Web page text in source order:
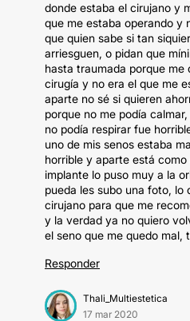
donde estaba el cirujano y
que me estaba operando y
que quien sabe si tan
arriesguen, o pidan que
hasta traumada porque me
cirugía y no era el que me
aparte no sé si quieren
porque no me podía
no podía respirar fue
uno de mis senos estaba
horrible y aparte está
implante lo puso muy a la
pueda les subo una foto,
cirujano para que me
y la verdad ya no quiero
el seno que me quedo mal,
Responder
Thali_Multiestetica
17 mar 2020